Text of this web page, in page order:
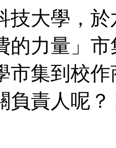
技大學，
的力量」
市集到校
負責人呢